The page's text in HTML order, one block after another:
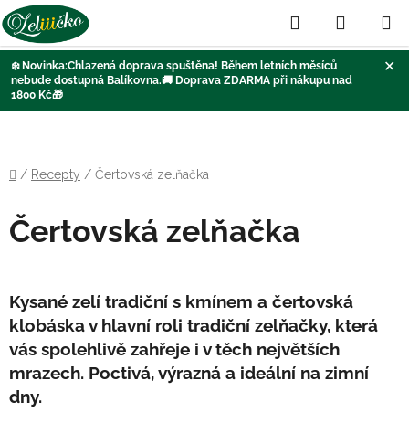
❄️ Novinka:Chlazená doprava spuštěna! Během letních měsíců
nebude dostupná Balíkovna.🚚 Doprava ZDARMA při nákupu nad
1800 Kč🎁
✕
Hledat
KOŠÍK
Domů
/ Recepty / Čertovská zelňačka
Čertovská zelňačka
Kysané zelí tradiční s kmínem a čertovská
klobáska v hlavní roli tradiční zelňačky, která
vás spolehlivě zahřeje i v těch největších
mrazech. Poctivá, výrazná a ideální na zimní
dny.